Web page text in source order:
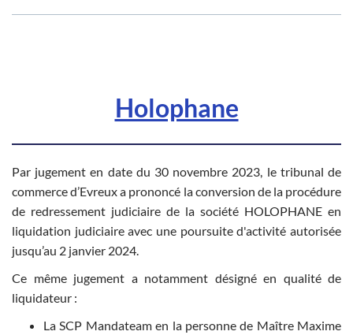
Holophane
Par jugement en date du 30 novembre 2023, le tribunal de
commerce d’Evreux a prononcé la conversion de la procédure
de redressement judiciaire de la société HOLOPHANE en
liquidation judiciaire avec une poursuite d'activité autorisée
jusqu’au 2 janvier 2024.
Ce même jugement a notamment désigné en qualité de
liquidateur :
La SCP Mandateam en la personne de Maître Maxime